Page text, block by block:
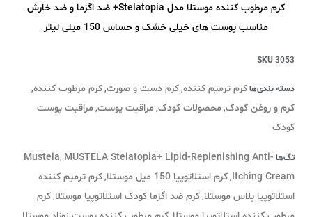
کرم مرطوب کننده موستلا مدل Stelatopia+ ضد اگزما و ضد خارش
مناسب پوست های خیلی خشک و حساس 150 میلی لیتر
SKU3053
دسته بندی‌هاکرم ترمیم کننده,کرم دست و صورت,کرم مرطوب کننده,
کرم و روغن کودک,محصولات کودک,مراقبت پوست,مراقبت پوست
کودک
تگ‌ها Mustela, MUSTELA Stelatopia+ Lipid-Replenishing Anti-
Itching Cream
,كرم استلاتوپيا 150 میل موستلا ,کرم ترمیم کننده
استلاتوپیا پلاس موستلا,کرم ضد اگزما کودک استلاتوپیا موستلا,کرم